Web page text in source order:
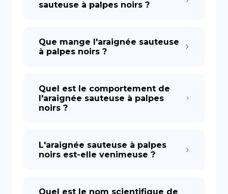
sauteuse à palpes noirs ?
Que mange l'araignée sauteuse
à palpes noirs ?
Quel est le comportement de
l'araignée sauteuse à palpes
noirs ?
L'araignée sauteuse à palpes
noirs est-elle venimeuse ?
Quel est le nom scientifique de